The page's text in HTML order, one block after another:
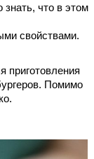
знать, что в этом
свойствами.
приготовления
Помимо